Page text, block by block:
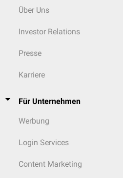
Über Uns
Investor Relations
Presse
Karriere
Für Unternehmen
Werbung
Login Services
Content Marketing